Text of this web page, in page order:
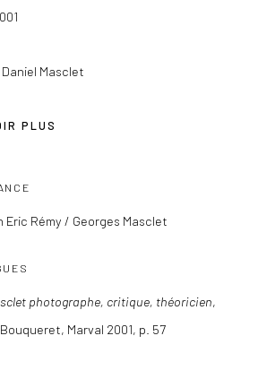
Masclet
PLUS
Eric Rémy / Georges Masclet
photographe, critique, théoricien
Marval 2001, p. 57